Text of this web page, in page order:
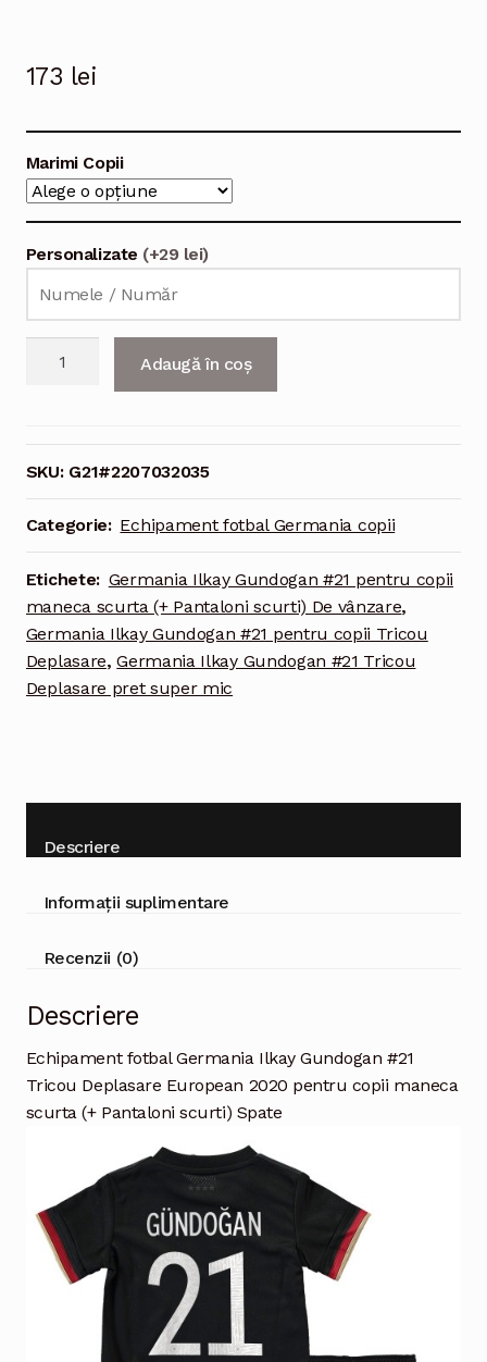
173 lei
Marimi Copii
Personalizate (+29 lei)
Tricou
2020
pentru
copii
maneca
Adaugă în coș
SKU: G21#2207032035
Categorie: Echipament fotbal Germania copii
Etichete: Germania Ilkay Gundogan #21 pentru copii
maneca scurta (+ Pantaloni scurti) De vânzare,
Germania Ilkay Gundogan #21 pentru copii Tricou
Deplasare,Germania Ilkay Gundogan #21 Tricou
Deplasare pret super mic
Descriere
Informații suplimentare
Recenzii (0)
Descriere
Echipament fotbal Germania Ilkay Gundogan #21
Tricou Deplasare European 2020 pentru copii maneca
scurta (+ Pantaloni scurti) Spate